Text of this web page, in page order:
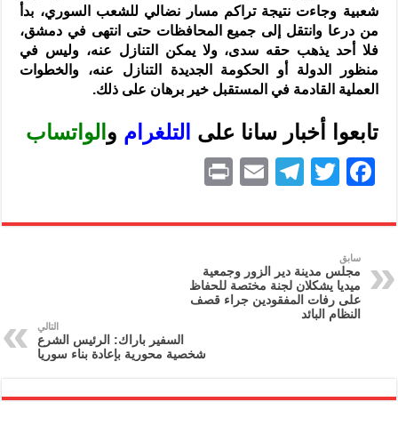
شعبية وجاءت نتيجة تراكم مسار نضالي للشعب السوري، بدأ
من درعا وانتقل إلى جميع المحافظات حتى انتهى في دمشق،
فلا أحد يذهب حقه سدى، ولا يمكن التنازل عنه، وليس في
منظور الدولة أو الحكومة الجديدة التنازل عنه، والخطوات
العملية القادمة في المستقبل خير برهان على ذلك.
تابعوا أخبار سانا على لتلغرام و الواتساب
F
c
e
b
o
T
itt
T
e
gr
a
m
E
ai
nt
سابق
مجلس مدينة دير الزور وجمعية
ميديا يشكلان لجنة مختصة للحفاظ
على رفات المفقودين جراء قصف
النظام البائد
التالي
السفير باراك: الرئيس الشرع
شخصية محورية بإعادة بناء سوريا